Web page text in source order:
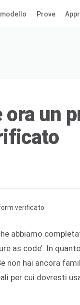
Prove
ora un
abbiamo
as code’. In
non hai ancora
per cui dovresti